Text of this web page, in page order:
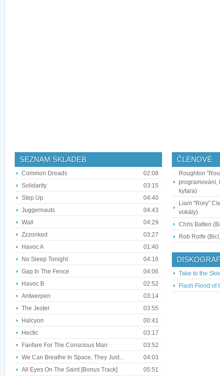
SEZNAM SKLADEB
Common Dreads
02:08
Solidarity
03:15
Step Up
04:40
Juggernauts
04:43
Wall
04:29
Zzzonked
03:27
Havoc A
01:40
No Sleep Tonight
04:16
Gap In The Fence
04:06
Havoc B
02:52
Antwerpen
03:14
The Jester
03:55
Halcyon
00:41
Hectic
03:17
Fanfare For The Conscious Man
03:52
We Can Breathe In Space, They Just...
04:03
All Eyes On The Saint [Bonus Track]
05:51
ČLENOVÉ
Roughton
programování,
kytara)
Liam "Rory"
vokály)
Chris Batten
Rob Rolfe
Take to the
Flash Flood of